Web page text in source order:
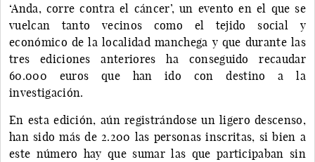
‘Anda, corre contra el cáncer’, un evento en el que se
vuelcan tanto vecinos como el tejido social y
económico de la localidad manchega y que durante las
tres ediciones anteriores ha conseguido recaudar
60.000 euros que han ido con destino a la
investigación.
En esta edición, aún registrándose un ligero descenso,
han sido más de 2.200 las personas inscritas, si bien a
este número hay que sumar las que participaban sin